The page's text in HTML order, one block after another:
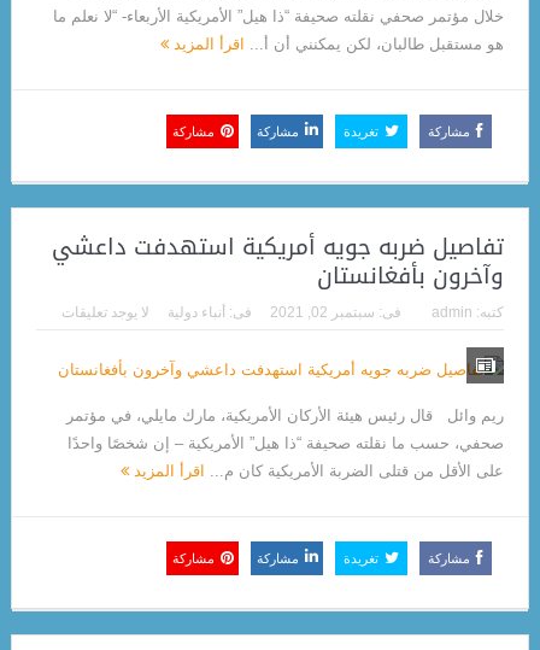
خلال مؤتمر صحفي نقلته صحيفة “ذا هيل” الأمريكية الأربعاء- “لا نعلم ما
هو مستقبل طالبان، لكن يمكنني أن أ...
اقرأ المزيد
مشاركة تغريدة مشاركة مشاركة
تفاصيل ضربه جويه أمريكية استهدفت داعشي
وآخرون بأفغانستان
كتبه: admin فى: سبتمبر 02, 2021 فى: أنباء دولية لا يوجد تعليقات
ريم وائل قال رئيس هيئة الأركان الأمريكية، مارك مايلي، في مؤتمر
صحفي، حسب ما نقلته صحيفة “ذا هيل” الأمريكية – إن شخصًا واحدًا
على الأقل من قتلى الضربة الأمريكية كان م...
اقرأ المزيد
مشاركة تغريدة مشاركة مشاركة